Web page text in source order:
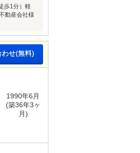
歩1分）軽
動産会社様
わせ(無料)
1990年6月
(築36年3ヶ
月)